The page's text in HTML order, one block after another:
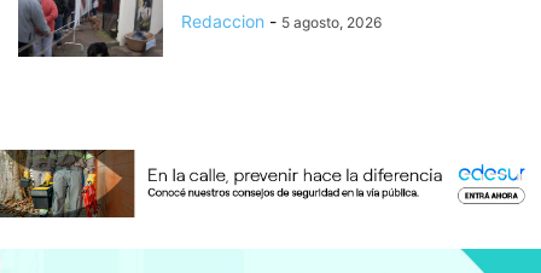
Redaccion - 5 agosto, 2026